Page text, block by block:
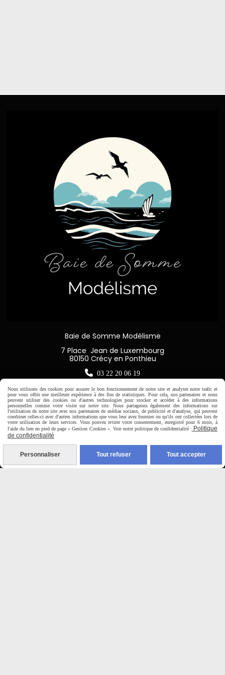
Baie de Somme Modélisme
7 Place Jean de Luxembourg
80150 Crécy en Ponthieu
 03 22 20 06 19
Horaire d'ouverture:
Du Mardi au Samedi de
Nous utilisons des cookies pour assurer le bon fonctionnement de notre site et analyser notre trafic et
pour vous offrir une meilleure expérience à des fins de statistiques. Pour cela, nos partenaires et nous
peuvent utiliser des cookies ou d'autres technologies pour stocker et accéder à des informations
personnelles comme votre visite sur notre site. Nous partageons également des informations sur
l'utilisation de notre site avec nos partenaires de médias sociaux, de publicité et d'analyse, qui peuvent
combiner celles-ci avec d'autres informations que vous leur avez fournies ou qu'ils ont collectées lors de
votre utilisation de leurs services. Vous pouvez retirer votre consentement, enregistré pour 6 mois, à
l'aide du lien en pied de page « Gestion Cookies ». Voir notre politique de confidentialité : Politique
de confidentialité
Personnaliser Tout refuser Tout accepter